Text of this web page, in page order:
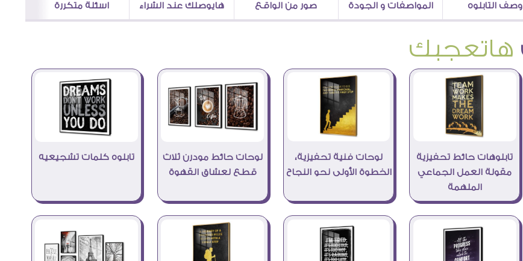
وصف التابلوه المواصفات و الجودة صور من الواقع هايوصلك عند الشراء اسئلة متكررة
هاتعجبك
تابلوهات حائط تحفيزية
مقولة العمل الجماعي
الملهمة
لوحات فنية تحفيزية،
الخطوة الأولى نحو النجاح
لوحات حائط مودرن ثلاث
قطع لعشاق القهوة
تابلوه كلمات تشجيعيه